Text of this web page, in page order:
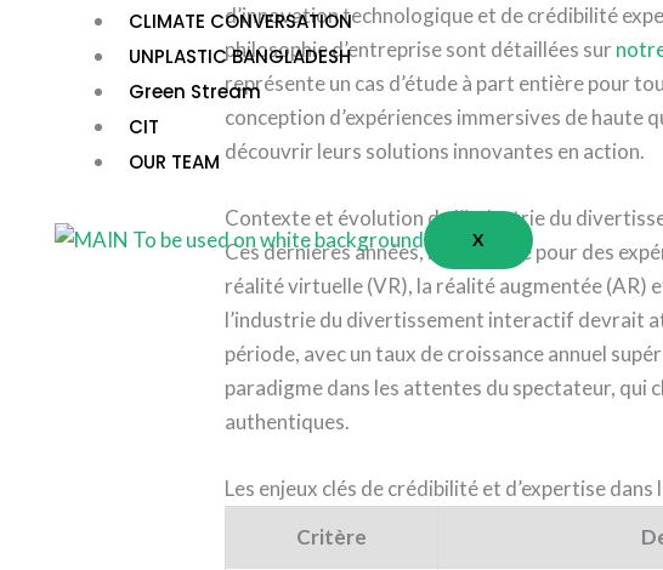
CLIMATE CONVERSATION
UNPLASTIC BANGLADESH
Green Stream
CIT
OUR TEAM
X
d’innovation technologique et de crédibilité
philosophie d’entreprise sont détaillées sur
représente un cas d’étude à part entière pour
conception d’expériences immersives de haute
découvrir leurs solutions innovantes en action.
Contexte et évolution de l’industrie du
Ces dernières années, la demande pour des
réalité virtuelle (VR), la réalité augmentée (AR)
l’industrie du divertissement interactif devrait
période, avec un taux de croissance annuel
paradigme dans les attentes du spectateur, qui
authentiques.
Les enjeux clés de crédibilité et d’expertise dans
Critère